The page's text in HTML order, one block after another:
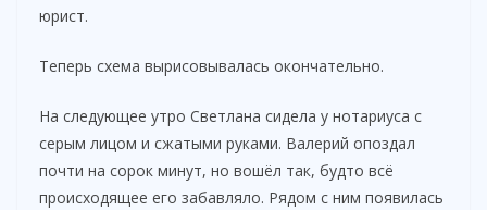
юрист.
Теперь схема вырисовывалась окончательно.
На следующее утро Светлана сидела у нотариуса с
серым лицом и сжатыми руками. Валерий опоздал
почти на сорок минут, но вошёл так, будто всё
происходящее его забавляло. Рядом с ним появилась